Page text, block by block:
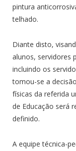
pintura
telhado.
Diante disto,
alunos, servidores
incluindo os
tomou-se a
físicas da referida
de Educação será
definido.
A equipe técnica-